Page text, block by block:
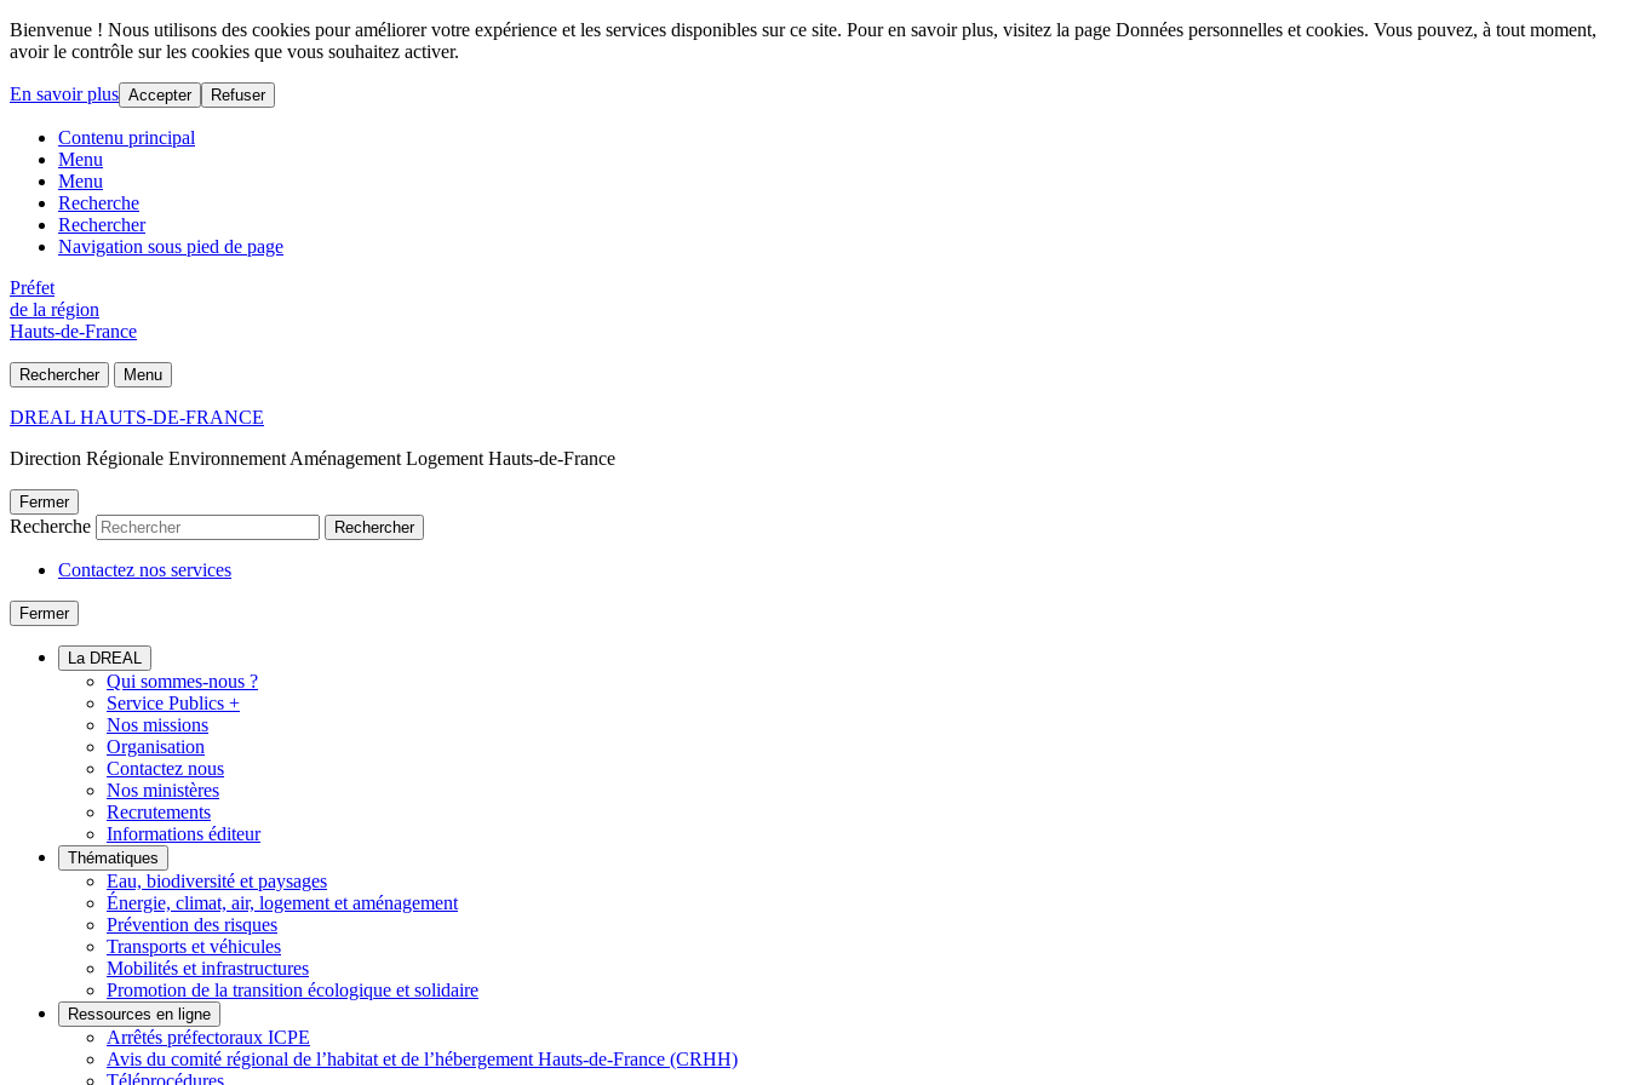
Bienvenue ! Nous utilisons des cookies pour améliorer votre expérience et les services disponibles sur ce site. Pour en savoir plus, visitez la page Données personnelles et cookies. Vous pouvez, à tout moment,
avoir le contrôle sur les cookies que vous souhaitez activer.
En savoir plus Accepter Refuser
Contenu principal
Menu
Menu
Recherche
Rechercher
Navigation sous pied de page
Préfet
de la région
Hauts-de-France
Rechercher Menu
DREAL HAUTS-DE-FRANCE
Direction Régionale Environnement Aménagement Logement Hauts-de-France
Fermer
Recherche Rechercher
Contactez nos services
Fermer
La DREAL
Qui sommes-nous ?
Service Publics +
Nos missions
Organisation
Contactez nous
Nos ministères
Recrutements
Informations éditeur
Thématiques
Eau, biodiversité et paysages
Énergie, climat, air, logement et aménagement
Prévention des risques
Transports et véhicules
Mobilités et infrastructures
Promotion de la transition écologique et solidaire
Ressources en ligne
Arrêtés préfectoraux ICPE
Avis du comité régional de l’habitat et de l’hébergement Hauts-de-France (CRHH)
Téléprocédures